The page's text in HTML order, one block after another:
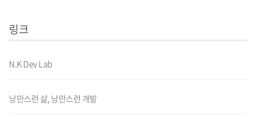
링크
N.K Dev Lab
낭만스런 삶, 낭만스런 개발